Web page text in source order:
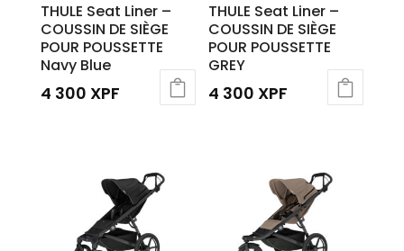
THULE Seat Liner –
COUSSIN DE SIÈGE
POUR POUSSETTE
Navy Blue
4 300 XPF
THULE Seat Liner –
COUSSIN DE SIÈGE
POUR POUSSETTE
GREY
4 300 XPF